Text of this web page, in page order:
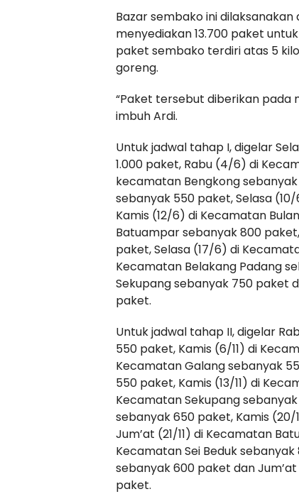
Bazar sembako ini
menyediakan 13.700 paket
paket sembako terdiri atas 5
goreng.
“Paket tersebut diberikan pada
imbuh Ardi.
Untuk jadwal tahap I, digelar
1.000 paket, Rabu (4/6) di
kecamatan Bengkong
sebanyak 550 paket, Selasa
Kamis (12/6) di Kecamatan
Batuampar sebanyak 800
paket, Selasa (17/6) di
Kecamatan Belakang Padang
Sekupang sebanyak 750 paket
paket.
Untuk jadwal tahap II, digelar
550 paket, Kamis (6/11) di
Kecamatan Galang sebanyak
550 paket, Kamis (13/11) di
Kecamatan Sekupang
sebanyak 650 paket, Kamis
Jum’at (21/11) di Kecamatan
Kecamatan Sei Beduk
sebanyak 600 paket dan
paket.